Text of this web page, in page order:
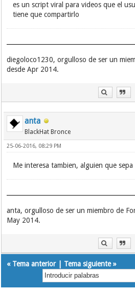
es un script viral para videos que el
tiene que compartirlo
diegoloco1230, orgulloso de ser un
desde Apr 2014.
anta
BlackHat Bronce
25-06-2016, 08:29 PM
Me interesa tambien, alguien que
anta, orgulloso de ser un miembro de
May 2014.
« Tema anterior| Tema siguiente»